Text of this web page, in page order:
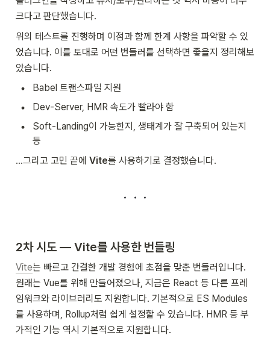
크다고 판단했습니다.
위의 테스트를 진행하며 이점과 함께 한계 사항을 파악할 수 있
었습니다. 이를 토대로 어떤 번들러를 선택하면 좋을지 정리해보
았습니다.
• Babel 트랜스파일 지원
• Dev-Server, HMR 속도가 빨라야 함
•
Soft-Landing이 가능한지, 생태계가 잘 구축되어 있는지
등
...그리고 고민 끝에 Vite를 사용하기로 결정했습니다.
2차 시도 — Vite를 사용한 번들링
Vite는 빠르고 간결한 개발 경험에 초점을 맞춘 번들러입니다.
원래는 Vue를 위해 만들어졌으나, 지금은 React 등 다른 프레
임워크와 라이브러리도 지원합니다. 기본적으로 ES Modules
를 사용하며, Rollup처럼 쉽게 설정할 수 있습니다. HMR 등 부
가적인 기능 역시 기본적으로 지원합니다.